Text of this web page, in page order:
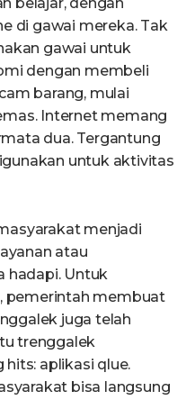
belajar, dengan
di gawai mereka. Tak
gawai untuk
dengan membeli
barang, mulai
Internet memang
dua. Tergantung
untuk aktivitas
menjadi
atau
hadapi. Untuk
pemerintah membuat
juga telah
trenggalek
aplikasi qlue.
bisa langsung